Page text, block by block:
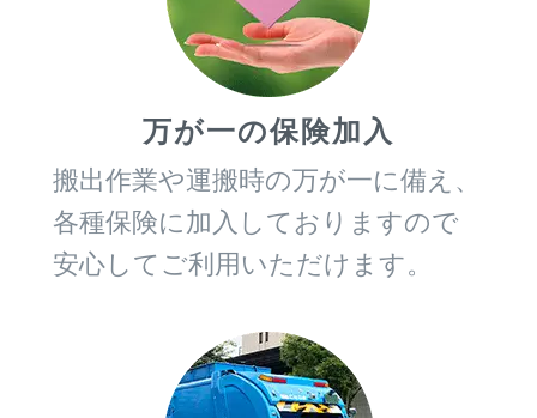
万が一の保険加入
搬出作業や運搬時の万が一に備え、
各種保険に加入しておりますので
安心してご利用いただけます。